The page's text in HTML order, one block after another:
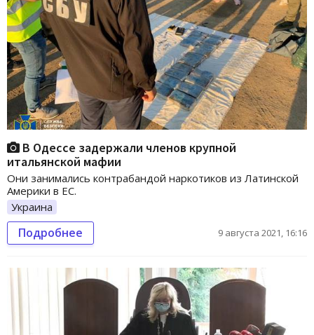
В Одессе задержали членов крупной
итальянской мафии
Они занимались контрабандой наркотиков из Латинской
Америки в ЕС.
Украина
Подробнее 9 августа 2021, 16:16